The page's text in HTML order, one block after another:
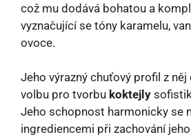
což mu dodává bohatou a
vyznačující se tóny karamelu,
ovoce.
Jeho výrazný chuťový profil z
volbu pro tvorbu koktejly
Jeho schopnost harmonicky se
ingrediencemi při zachování